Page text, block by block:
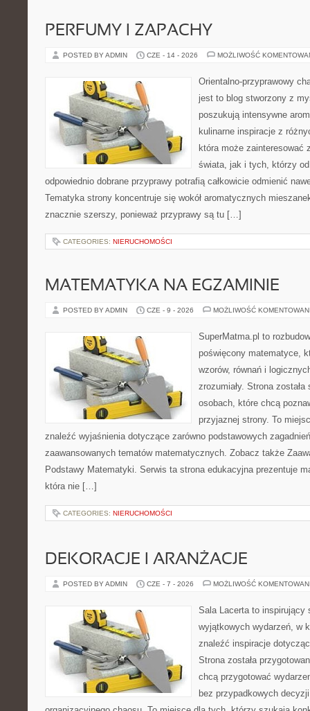
PERFUMY I ZAPACHY
POSTED BY ADMIN CZE - 14 - 2026 MOŻLIWOŚĆ
Orientalno-przyprawowy
jest to blog stworzony z
poszukują intensywne
kulinarne inspiracje z
która może zainteresować
świata, jak i tych, którzy
odpowiednio dobrane przyprawy potrafią całkowicie odmienić
Tematyka strony koncentruje się wokół aromatycznych
znacznie szerszy, ponieważ przyprawy są tu […]
CATEGORIES: NIERUCHOMOŚCI
MATEMATYKA NA EGZAMINIE
POSTED BY ADMIN CZE - 9 - 2026 MOŻLIWOŚĆ
SuperMatma.pl to
poświęcony matematyce,
wzorów, równań i
zrozumiały. Strona
osobach, które chcą
przyjaznej strony. To
znaleźć wyjaśnienia dotyczące zarówno podstawowych
zaawansowanych tematów matematycznych. Zobacz także
Podstawy Matematyki. Serwis ta strona edukacyjna prezentuje
która nie […]
CATEGORIES: NIERUCHOMOŚCI
DEKORACJE I ARANŻACJE
POSTED BY ADMIN CZE - 7 - 2026 MOŻLIWOŚĆ
Sala Lacerta to inspirujący
wyjątkowych wydarzeń, w
znaleźć inspiracje
Strona została
chcą przygotować
bez przypadkowych